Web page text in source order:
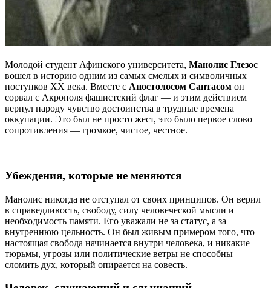
Молодой студент Афинского университета, Манолис Глезос
вошел в историю одним из самых смелых и символичных
поступков XX века. Вместе с Апостолосом Сантасом он
сорвал с Акрополя фашистский флаг — и этим действием
вернул народу чувство достоинства в трудные времена
оккупации. Это был не просто жест, это было первое слово
сопротивления — громкое, чистое, честное.
Убеждения, которые не меняются
Манолис никогда не отступал от своих принципов. Он верил
в справедливость, свободу, силу человеческой мысли и
необходимость памяти. Его уважали не за статус, а за
внутреннюю цельность. Он был живым примером того, что
настоящая свобода начинается внутри человека, и никакие
тюрьмы, угрозы или политические ветры не способны
сломить дух, который опирается на совесть.